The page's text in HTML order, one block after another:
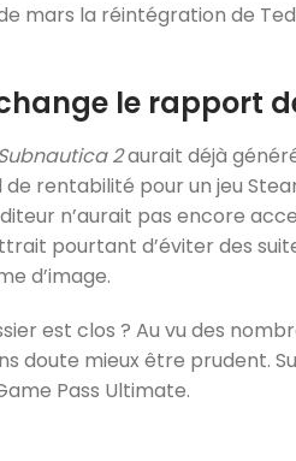
mars la réintégration de
le rapport
2aurait déjà
rentabilité pour un jeu
n’aurait pas encore
pourtant d’éviter des
d’image.
est clos ? Au vu des
doute mieux être prudent.
Pass Ultimate.